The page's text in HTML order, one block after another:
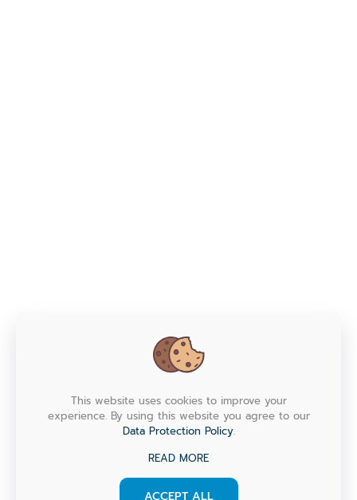
This website uses cookies to improve your
experience. By using this website you agree to our
Data Protection Policy.
READ MORE
ACCEPT ALL